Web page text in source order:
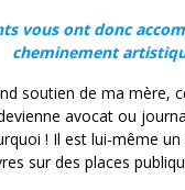
vous ont donc
cheminement
soutien de ma mère,
avocat ou
! Il est lui-même
sur des places